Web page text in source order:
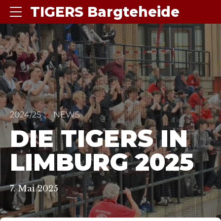
TIGERS Bargteheide
2024/25 NEWS
DIE TIGERS IN
LIMBURG 2025
7. Mai 2025